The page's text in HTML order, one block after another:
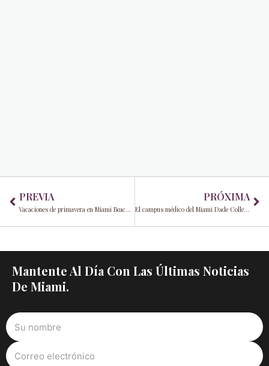
PREVIA
Vacaciones de primavera en Miami Beach 2025: lo que los visitantes deben saber sobre las nuevas normas de seguridad
PRÓXIMA
El campus médico del Miami Dade College organiza la feria anual de salud comunitaria
Mantente Al Día Con Las Últimas Noticias
De Miami.